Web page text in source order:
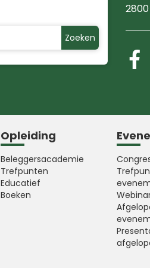
Zoeken
Opleiding
Beleggersacademie
Trefpunten
Educatief
Boeken